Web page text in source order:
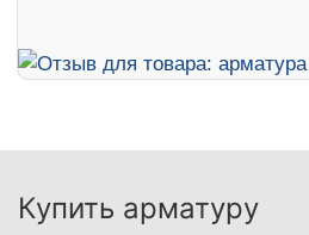
Купить арматуру